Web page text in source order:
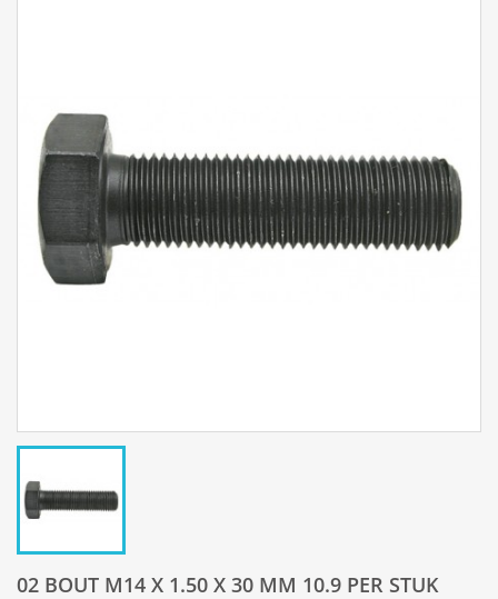
02 BOUT M14 X 1.50 X 30 MM 10.9 PER STUK